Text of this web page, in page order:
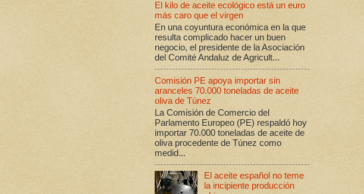
El kilo de aceite ecológico está un euro
más caro que el virgen
En una coyuntura económica en la que
resulta complicado hacer un buen
negocio, el presidente de la Asociación
del Comité Andaluz de Agricult...
Comisión PE apoya importar sin
aranceles 70.000 toneladas de aceite
oliva de Túnez
La Comisión de Comercio del
Parlamento Europeo (PE) respaldó hoy
importar 70.000 toneladas de aceite de
oliva procedente de Túnez como
medid...
El aceite español no teme
la incipiente producción